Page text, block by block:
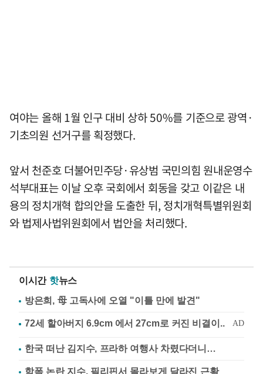
여야는 올해 1월 인구 대비 상하 50%를 기준으로 광역·
기초의원 선거구를 획정했다.
앞서 천준호 더불어민주당·유상범 국민의힘 원내운영수
석부대표는 이날 오후 국회에서 회동을 갖고 이같은 내
용의 정치개혁 합의안을 도출한 뒤, 정치개혁특별위원회
와 법제사법위원회에서 법안을 처리했다.
이시간 핫뉴스
방은희, 母 고독사에 오열 "이틀 만에 발견"
한국 떠난 김지수, 프라하 여행사 차렸다더니…
학폭 논란 지수, 필리핀서 몰라보게 달라진 근황